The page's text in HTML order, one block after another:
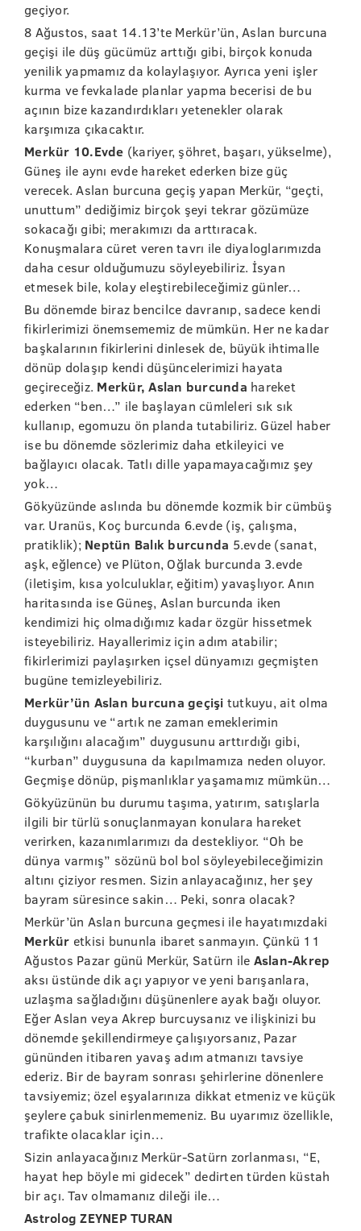
geçiyor.
8 Ağustos, saat 14.13’te Merkür’ün, Aslan burcuna
geçişi ile düş gücümüz arttığı gibi, birçok konuda
yenilik yapmamız da kolaylaşıyor. Ayrıca yeni işler
kurma ve fevkalade planlar yapma becerisi de bu
açının bize kazandırdıkları yetenekler olarak
karşımıza çıkacaktır.
Merkür 10.Evde (kariyer, şöhret, başarı, yükselme),
Güneş ile aynı evde hareket ederken bize güç
verecek. Aslan burcuna geçiş yapan Merkür, “geçti,
unuttum” dediğimiz birçok şeyi tekrar gözümüze
sokacağı gibi; merakımızı da arttıracak.
Konuşmalara cüret veren tavrı ile diyaloglarımızda
daha cesur olduğumuzu söyleyebiliriz. İsyan
etmesek bile, kolay eleştirebileceğimiz günler…
Bu dönemde biraz bencilce davranıp, sadece kendi
fikirlerimizi önemsememiz de mümkün. Her ne kadar
başkalarının fikirlerini dinlesek de, büyük ihtimalle
dönüp dolaşıp kendi düşüncelerimizi hayata
geçireceğiz. Merkür, Aslan burcunda hareket
ederken “ben…” ile başlayan cümleleri sık sık
kullanıp, egomuzu ön planda tutabiliriz. Güzel haber
ise bu dönemde sözlerimiz daha etkileyici ve
bağlayıcı olacak. Tatlı dille yapamayacağımız şey
yok…
Gökyüzünde aslında bu dönemde kozmik bir cümbüş
var. Uranüs, Koç burcunda 6.evde (iş, çalışma,
pratiklik); Neptün Balık burcunda 5.evde (sanat,
aşk, eğlence) ve Plüton, Oğlak burcunda 3.evde
(iletişim, kısa yolculuklar, eğitim) yavaşlıyor. Anın
haritasında ise Güneş, Aslan burcunda iken
kendimizi hiç olmadığımız kadar özgür hissetmek
isteyebiliriz. Hayallerimiz için adım atabilir;
fikirlerimizi paylaşırken içsel dünyamızı geçmişten
bugüne temizleyebiliriz.
Merkür’ün Aslan burcuna geçişi tutkuyu, ait olma
duygusunu ve “artık ne zaman emeklerimin
karşılığını alacağım” duygusunu arttırdığı gibi,
“kurban” duygusuna da kapılmamıza neden oluyor.
Geçmişe dönüp, pişmanlıklar yaşamamız mümkün…
Gökyüzünün bu durumu taşıma, yatırım, satışlarla
ilgili bir türlü sonuçlanmayan konulara hareket
verirken, kazanımlarımızı da destekliyor. “Oh be
dünya varmış” sözünü bol bol söyleyebileceğimizin
altını çiziyor resmen. Sizin anlayacağınız, her şey
bayram süresince sakin… Peki, sonra olacak?
Merkür’ün Aslan burcuna geçmesi ile hayatımızdaki
Merkür etkisi bununla ibaret sanmayın. Çünkü 11
Ağustos Pazar günü Merkür, Satürn ile Aslan-Akrep
aksı üstünde dik açı yapıyor ve yeni barışanlara,
uzlaşma sağladığını düşünenlere ayak bağı oluyor.
Eğer Aslan veya Akrep burcuysanız ve ilişkinizi bu
dönemde şekillendirmeye çalışıyorsanız, Pazar
gününden itibaren yavaş adım atmanızı tavsiye
ederiz. Bir de bayram sonrası şehirlerine dönenlere
tavsiyemiz; özel eşyalarınıza dikkat etmeniz ve küçük
şeylere çabuk sinirlenmemeniz. Bu uyarımız özellikle,
trafikte olacaklar için…
Sizin anlayacağınız Merkür-Satürn zorlanması, “E,
hayat hep böyle mi gidecek” dedirten türden küstah
bir açı. Tav olmamanız dileği ile…
Astrolog ZEYNEP TURAN